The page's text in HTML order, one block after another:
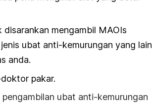
mengambil MAOIs
ubat anti-kemurungan yang lain
anda.
pakar.
ubat anti-kemurungan